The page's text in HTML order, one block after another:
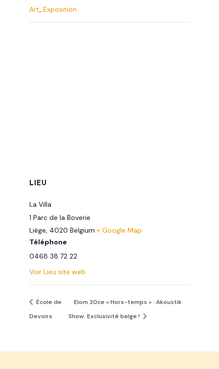
Art,Exposition
LIEU
La Villa
1 Parc de la Boverie
Liège, 4020 Belgium + Google Map
Téléphone
0468 38 72 22
Voir Lieu site web
École de
Devoirs
Elom 20ce « Hors-temps » : Akoustik
Show. Exclusivité belge !